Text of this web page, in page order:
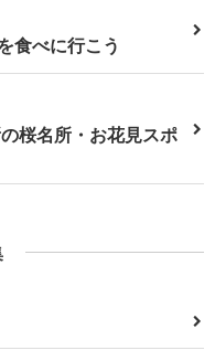
食べに行こう
桜名所・お花見スポ